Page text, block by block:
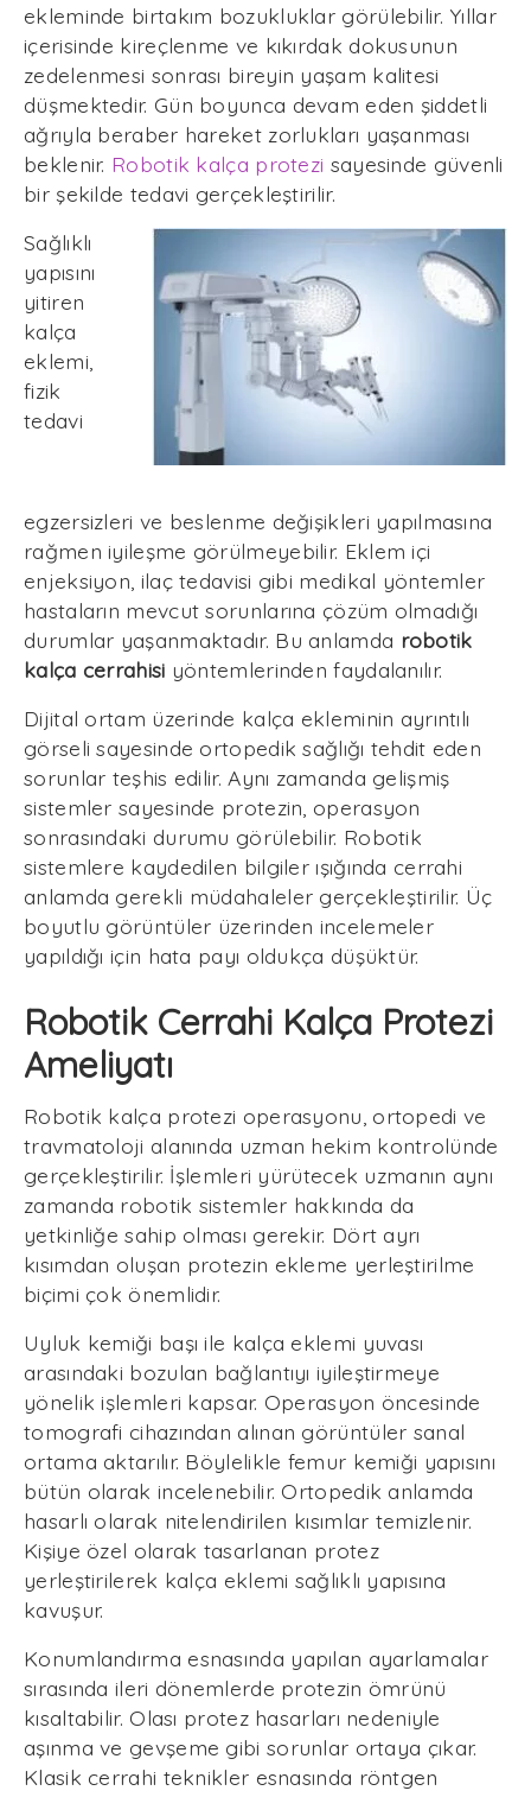
ekleminde birtakım bozukluklar görülebilir. Yıllar
içerisinde kireçlenme ve kıkırdak dokusunun
zedelenmesi sonrası bireyin yaşam kalitesi
düşmektedir. Gün boyunca devam eden şiddetli
ağrıyla beraber hareket zorlukları yaşanması
beklenir. Robotik kalça protezi sayesinde güvenli
bir şekilde tedavi gerçekleştirilir.
Sağlıklı
yapısını
yitiren
kalça
eklemi,
fizik
tedavi
egzersizleri ve beslenme değişikleri yapılmasına
rağmen iyileşme görülmeyebilir. Eklem içi
enjeksiyon, ilaç tedavisi gibi medikal yöntemler
hastaların mevcut sorunlarına çözüm olmadığı
durumlar yaşanmaktadır. Bu anlamda robotik
kalça cerrahisi yöntemlerinden faydalanılır.
Dijital ortam üzerinde kalça ekleminin ayrıntılı
görseli sayesinde ortopedik sağlığı tehdit eden
sorunlar teşhis edilir. Aynı zamanda gelişmiş
sistemler sayesinde protezin, operasyon
sonrasındaki durumu görülebilir. Robotik
sistemlere kaydedilen bilgiler ışığında cerrahi
anlamda gerekli müdahaleler gerçekleştirilir. Üç
boyutlu görüntüler üzerinden incelemeler
yapıldığı için hata payı oldukça düşüktür.
Robotik Cerrahi Kalça Protezi
Ameliyatı
Robotik kalça protezi operasyonu, ortopedi ve
travmatoloji alanında uzman hekim kontrolünde
gerçekleştirilir. İşlemleri yürütecek uzmanın aynı
zamanda robotik sistemler hakkında da
yetkinliğe sahip olması gerekir. Dört ayrı
kısımdan oluşan protezin ekleme yerleştirilme
biçimi çok önemlidir.
Uyluk kemiği başı ile kalça eklemi yuvası
arasındaki bozulan bağlantıyı iyileştirmeye
yönelik işlemleri kapsar. Operasyon öncesinde
tomografi cihazından alınan görüntüler sanal
ortama aktarılır. Böylelikle femur kemiği yapısını
bütün olarak incelenebilir. Ortopedik anlamda
hasarlı olarak nitelendirilen kısımlar temizlenir.
Kişiye özel olarak tasarlanan protez
yerleştirilerek kalça eklemi sağlıklı yapısına
kavuşur.
Konumlandırma esnasında yapılan ayarlamalar
sırasında ileri dönemlerde protezin ömrünü
kısaltabilir. Olası protez hasarları nedeniyle
aşınma ve gevşeme gibi sorunlar ortaya çıkar.
Klasik cerrahi teknikler esnasında röntgen